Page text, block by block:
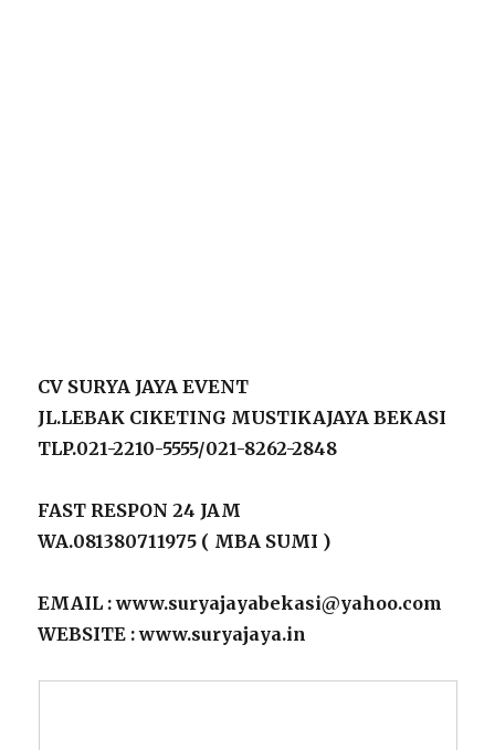
CV SURYA JAYA EVENT
JL.LEBAK CIKETING MUSTIKAJAYA BEKASI
TLP.021-2210-5555/021-8262-2848
FAST RESPON 24 JAM
WA.081380711975 ( MBA SUMI )
EMAIL : www.suryajayabekasi@yahoo.com
WEBSITE : www.suryajaya.in